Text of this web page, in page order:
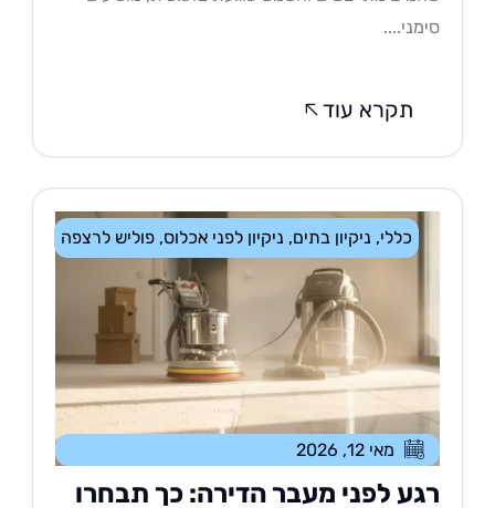
תקרא עוד
ניקיון בתים,ניקיון לפני אכלוס,פוליש לרצפה
מאי 12, 2026
לפני מעבר הדירה: כך תבחרו